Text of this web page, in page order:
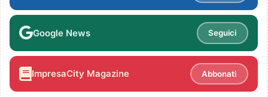
Google News Seguici
ImpresaCity Magazine Abbonati